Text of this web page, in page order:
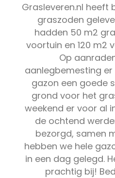
Grasleveren.nl heeft
graszoden
hadden 50 m2
voortuin en 120 m2
Op
aanlegbemesting
gazon een goede
grond voor het
weekend er voor al
de ochtend
bezorgd, samen
hebben we hele
in een dag gelegd.
prachtig bij!